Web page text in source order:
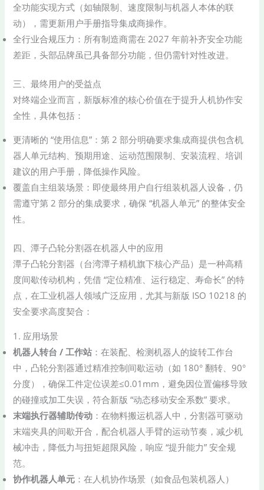
全功能实现方式（如轴限制、速度限制与机器人本体的联
动），需更新用户手册指导集成商操作。
全行业合规压力：所有制造商需在 2027 年前补齐安全功能
差距，头部品牌虽已具备部分功能，但仍需针对性改进。
三、最终用户的受益点
对终端企业而言，新版标准的核心价值在于提升人机协作安
全性，具体包括：
更清晰的 “使用信息”：第 2 部分明确要求集成商提供包含机
器人单元结构、预期用途、运动范围限制、安装流程、培训
建议的用户手册，降低操作风险。
覆盖自主组装场景：即使最终用户自行组装机器人设备，仍
需遵守第 2 部分的集成要求，确保 “机器人单元” 的整体安全
性。
四、潭子凸轮分割器在机器人中的应用
潭子凸轮分割器（台湾潭子精机旗下核心产品）是一种高精
度间歇传动机构，凭借 “定位精准、运行稳定、寿命长” 的特
点，在工业机器人领域广泛应用，尤其与新版 ISO 10218 的
安全要求高度契合：
1. 应用场景
机器人转台 / 工作站 ：在装配、检测机器人的旋转工作台
中，凸轮分割器通过精准控制间歇运动（如 180° 翻转、90°
分度），确保工件定位误差≤0.01mm，避免因位置偏移导致
的碰撞或加工失误，符合新版 “动态移动安全系数” 要求。
末端执行器辅助传动 ：在物料搬运机器人中，分割器可驱动
末端夹具的间歇开合，配合机器人手臂的运动节奏，减少机
械冲击，降低力与扭矩超限风险，响应 “提升能力” 安全规
范。
协作机器人单元 ：在人机协作场景（如食品包装机器人）